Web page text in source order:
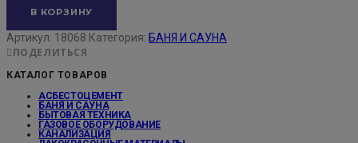
В КОРЗИНУ
Артикул: 18068 Категория: БАНЯ И САУНА
ПОДЕЛИТЬСЯ
КАТАЛОГ ТОВАРОВ
АСБЕСТОЦЕМЕНТ
БАНЯ И САУНА
БЫТОВАЯ ТЕХНИКА
ГАЗОВОЕ ОБОРУДОВАНИЕ
КАНАЛИЗАЦИЯ